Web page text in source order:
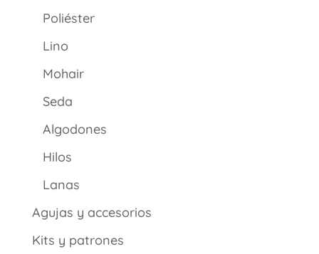
Poliéster
Lino
Mohair
Seda
Algodones
Hilos
Lanas
Agujas y accesorios
Kits y patrones